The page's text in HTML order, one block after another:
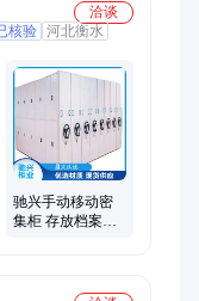
洽谈
核验 河北衡水
驰兴手动移动密
集柜 存放档案柜